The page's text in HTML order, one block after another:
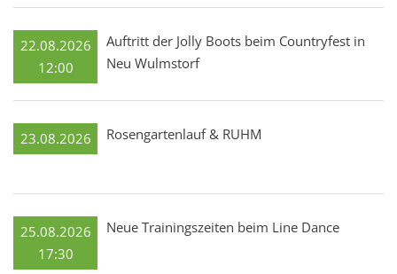
22.08.2026
12:00
Auftritt der Jolly Boots beim Countryfest in
Neu Wulmstorf
23.08.2026 Rosengartenlauf & RUHM
25.08.2026
17:30
Neue Trainingszeiten beim Line Dance